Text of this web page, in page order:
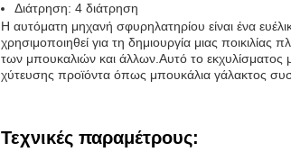
Διάτρηση: 4 διάτρηση
Η αυτόματη μηχανή σφυρηλατηρίου είναι ένα
χρησιμοποιηθεί για τη δημιουργία μιας
των μπουκαλιών και άλλων.Αυτό το εκχυλίσματος
χύτευσης προϊόντα όπως μπουκάλια γάλακτος
Τεχνικές παραμέτρους: